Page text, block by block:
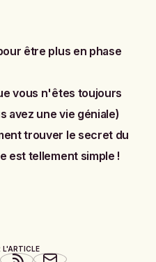
être plus en phase
vous n'êtes toujours
avez une vie géniale)
trouver le secret du
est tellement simple !
L'ARTICLE